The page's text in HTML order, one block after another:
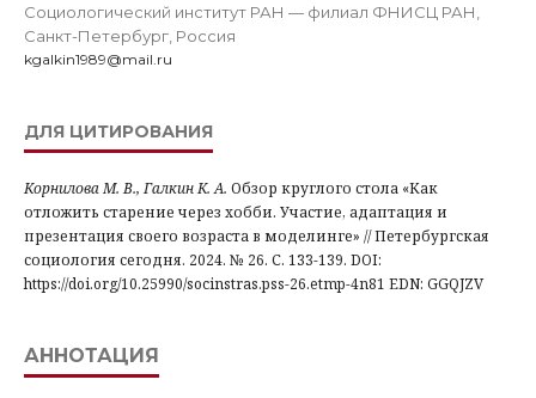
Социологический институт РАН — филиал ФНИСЦ РАН,
Санкт-Петербург, Россия
kgalkin1989@mail.ru
ДЛЯ ЦИТИРОВАНИЯ
Корнилова М. В., Галкин К. А. Обзор круглого стола «Как
отложить старение через хобби. Участие, адаптация и
презентация своего возраста в моделинге» // Петербургская
социология сегодня. 2024. № 26. С. 133-139. DOI:
https://doi.org/10.25990/socinstras.pss-26.etmp-4n81 EDN: GGQJZV
АННОТАЦИЯ